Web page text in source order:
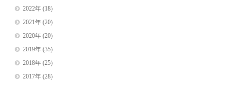
2022年(18)
2021年(20)
2020年(20)
2019年(35)
2018年(25)
2017年(28)